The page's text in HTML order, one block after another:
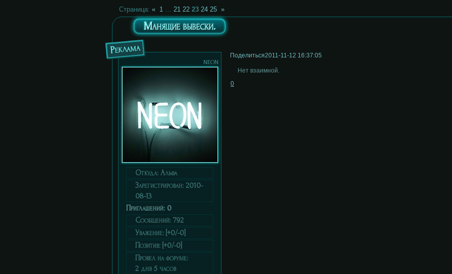
Манящие вывески.
Страница: « 1 … 21 22 23 24 25 »
Поделиться2011-11-12 16:37:05
Реклама
neon
Откуда: Альфа
Зарегистрирован: 2010-
08-13
Приглашений: 0
Сообщений: 792
Уважение: [+0/-0]
Позитив: [+0/-0]
Провел на форуме:
2 дня 5 часов
Нет взаимной.
0